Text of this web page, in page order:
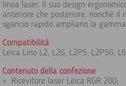
linea laser. Il suo design
anteriore che posteriore, nonché il
sgancio rapido ampliano la
Compatibilità
Leica Lino L2, L2G, L2P5, L2P5G,
Contenuto della confezione
Ricevitore laser Leica RGR 200;